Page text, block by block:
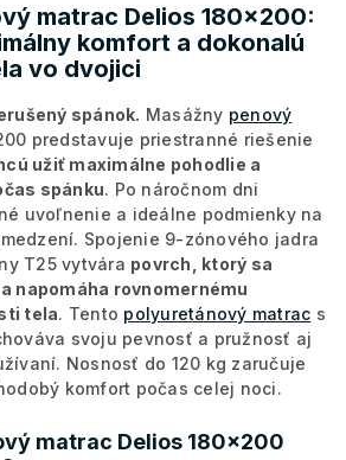
matrac Delios 180x200:
komfort a dokonalú
vo dvojici
spánok. Masážny penový
predstavuje priestranné riešenie
užiť maximálne pohodlie a
spánku. Po náročnom dni
uvoľnenie a ideálne podmienky na
Spojenie 9-zónového jadra
T25 vytvára povrch, ktorý sa
napomáha rovnomernému
tela. Tento polyuretánový matrac s
svoju pevnosť a pružnosť aj
Nosnosť do 120 kg zaručuje
komfort počas celej noci.
matrac Delios 180x200